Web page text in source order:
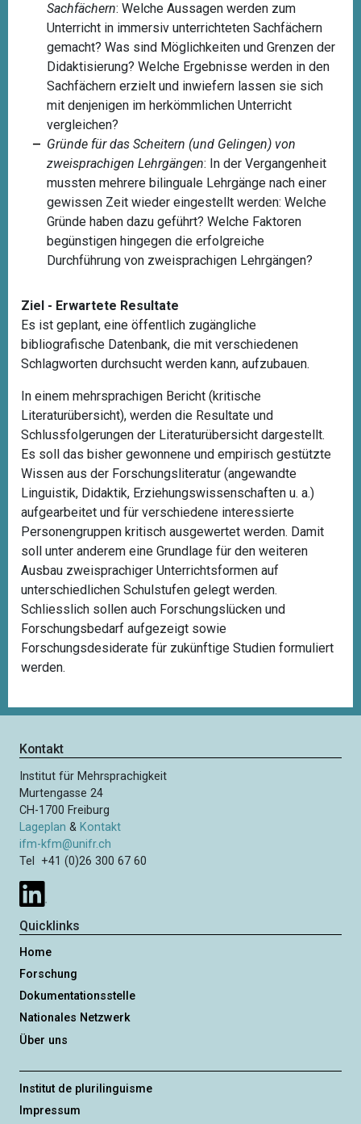
Sachfächern: Welche Aussagen werden zum
Unterricht in immersiv unterrichteten Sachfächern
gemacht? Was sind Möglichkeiten und Grenzen der
Didaktisierung? Welche Ergebnisse werden in den
Sachfächern erzielt und inwiefern lassen sie sich
mit denjenigen im herkömmlichen Unterricht
vergleichen?
Gründe für das Scheitern (und Gelingen) von
zweisprachigen Lehrgängen: In der Vergangenheit
mussten mehrere bilinguale Lehrgänge nach einer
gewissen Zeit wieder eingestellt werden: Welche
Gründe haben dazu geführt? Welche Faktoren
begünstigen hingegen die erfolgreiche
Durchführung von zweisprachigen Lehrgängen?
Ziel - Erwartete Resultate
Es ist geplant, eine öffentlich zugängliche
bibliografische Datenbank, die mit verschiedenen
Schlagworten durchsucht werden kann, aufzubauen.
In einem mehrsprachigen Bericht (kritische
Literaturübersicht), werden die Resultate und
Schlussfolgerungen der Literaturübersicht dargestellt.
Es soll das bisher gewonnene und empirisch gestützte
Wissen aus der Forschungsliteratur (angewandte
Linguistik, Didaktik, Erziehungswissenschaften u. a.)
aufgearbeitet und für verschiedene interessierte
Personengruppen kritisch ausgewertet werden. Damit
soll unter anderem eine Grundlage für den weiteren
Ausbau zweisprachiger Unterrichtsformen auf
unterschiedlichen Schulstufen gelegt werden.
Schliesslich sollen auch Forschungslücken und
Forschungsbedarf aufgezeigt sowie
Forschungsdesiderate für zukünftige Studien formuliert
werden.
Kontakt
Institut für Mehrsprachigkeit
Murtengasse 24
CH-1700 Freiburg
Lageplan & Kontakt
ifm-kfm@unifr.ch
Tel +41 (0)26 300 67 60
Quicklinks
Home
Forschung
Dokumentationsstelle
Nationales Netzwerk
Über uns
Institut de plurilinguisme
Impressum